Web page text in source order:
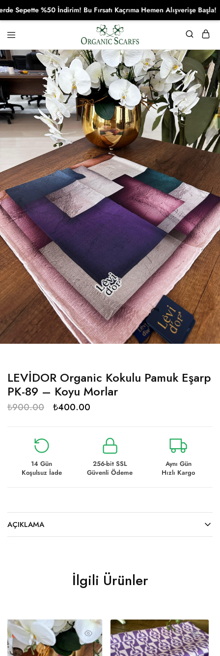
Organikscarf
LEVİDOR Organic Kokulu Pamuk Eşarp
PK-89 – Koyu Morlar
₺900.00 ₺400.00
14 Gün
Koşulsuz İade
256-bit SSL
Güvenli Ödeme
Aynı Gün
Hızlı Kargo
AÇIKLAMA
İlgili Ürünler
%50 İndirim! Bu Fırsatı Kaçrıma Hemen Alışverişe Başla!